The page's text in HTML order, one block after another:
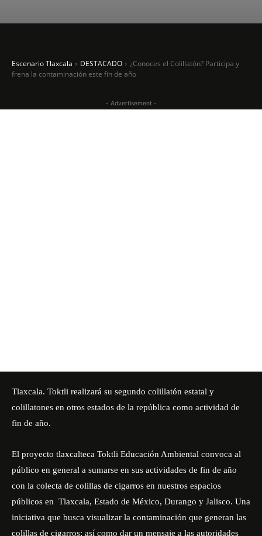
Escenario Tlaxcala DESTACADO
¿Conoces el Colillatón? Participa y
frena la contaminación este fin de año
- Advertisement -
Tlaxcala. Toktli realizará su segundo colillatón estatal y
colillatones en otros estados de la república como actividad de
fin de año.
El proyecto tlaxcalteca Toktli Educación Ambiental convoca al
público en general a sumarse en sus actividades de fin de año
con la colecta de colillas de cigarros en nuestros espacios
públicos en Tlaxcala, Estado de México, Durango y Jalisco. Una
iniciativa que busca visualizar la contaminación que generan las
colillas de cigarros; así como dar un mensaje a las autoridades